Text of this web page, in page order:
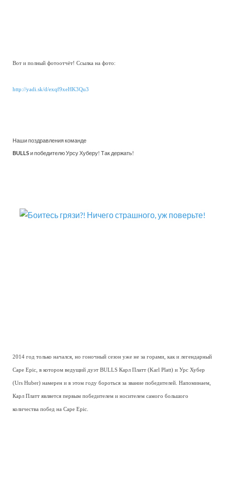
Вот и полный фотоотчёт! Ссылка на фото:
http://yadi.sk/d/exqf9xeHK3Qu3
Наши поздравления команде
BULLSи победителю Урсу Хуберу! Так держать!
2014 год только начался, но гоночный сезон уже не за горами, как и легендарный
Cape Epic, в котором ведущий дуэт BULLS Карл Платт (Karl Platt) и Урс Хубер
(Urs Huber) намерен и в этом году бороться за звание победителей. Напоминаем,
Карл Платт является первым победителем и носителем самого большого
количества побед на Cape Epic.